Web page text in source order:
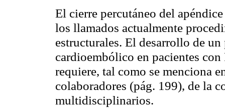
El cierre percutáneo del
los llamados actualmente
estructurales. El desarrollo de
cardioembólico en pacientes
requiere, tal como se menciona
colaboradores (pág. 199), de la
multidisciplinarios.